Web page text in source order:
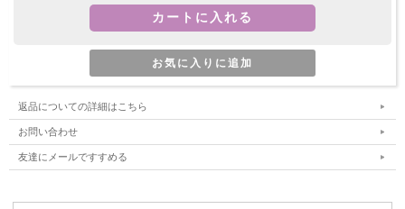
返品についての詳細はこちら
お問い合わせ
友達にメールですすめる